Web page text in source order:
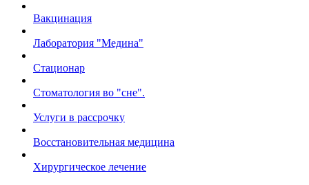
Вакцинация
Лаборатория "Медина"
Стационар
Стоматология во "сне".
Услуги в рассрочку
Восстановительная медицина
Хирургическое лечение